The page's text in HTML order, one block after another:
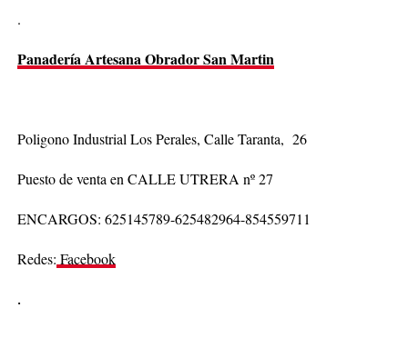
.
Panadería Artesana Obrador San Martin
Poligono Industrial Los Perales, Calle Taranta, 26
Puesto de venta en CALLE UTRERA nº 27
ENCARGOS: 625145789-625482964-854559711
Redes: Facebook
.